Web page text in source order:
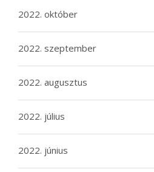
2022. október
2022. szeptember
2022. augusztus
2022. július
2022. június